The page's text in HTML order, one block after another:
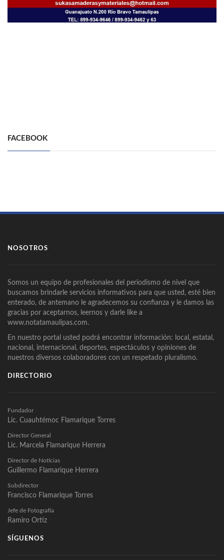
FACEBOOK
NOSOTROS
Somos un equipo de profesionales del periodismo de nivel que
buscamos brindarle servicios informativos para que usted, esté bien
enterado, de antemano le agradecemos su confianza y le damos las
gracias por aceptarnos, leernos y darle like a
www.notatamaulipas.com.
En nuestro portal usted podrá encontrar información: local, estatal,
nacional, internacional, deportes, espectáculos y opiniones de
nuestros diversos colaboradores con un respetado pluralismo.
DIRECTORIO
Fundador
Lic. Cuauhtémoc Flamarique Torres
Director General
Lic. Marcela Flamarique Herrera
Director de Noticias
Guillermo Flamarique Herrera
Subdirector
Francisco Flamarique Torres
Jefe de Fotografía
Ramiro Ortíz
SÍGUENOS